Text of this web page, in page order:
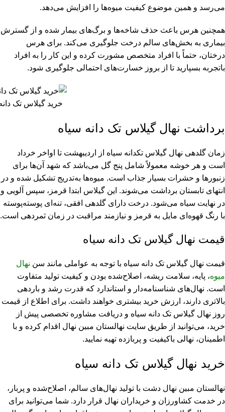
می‌رسد و همین موضوع کیفیت میوه‌ها را افزایش می‌دهد.
همچنین هرس باعث حذف شاخه‌ها و برگ‌های بیمار شده و از گسترش
بیماری به بخش‌های سالم درخت جلوگیری می‌کند. برای هرس
درختان، حتماً با افراد متخصص مشورت کرده و این کار را به افراد
باتجربه بسپارید تا از بروز خسارت‌های احتمالی جلوگیری شود.
خرید گیلاس تک
برداشت نهال گیلاس تک دانه سیاه
زمان گلدهی نهال گیلاس تکدانه سیاه از اردیبهشت تا اواخر خرداد
است و هر خوشه معمولاً شامل پنج گل می‌باشد که شهد آن‌ها برای
زنبورها و حشرات بسیار جذاب است. میوه‌ها به‌تدریج تشکیل شده و در
انتهای تابستان برداشت می‌شوند. این گیلاس ابتدا قرمز، سپس آلویی و
در نهایت سیاه می‌شود. درخت دارای گلدهی افقی، تنه‌ای پوسته‌پوسته
با رنگ قهوه‌ای مایل به قرمز و نیازمند مراقبت در زمان ثمردهی است.
قیمت نهال گیلاس تک دانه سیاه
قیمت نهال گیلاس تک دانه سیاه با توجه به عواملی مانند سن نهال
میوه، پایه، سلامت ریشه، اصلاح‌شده بودن و کیفیت تولید متفاوت
است. نهال‌های شناسنامه‌دار و استاندارد که قدرت رشد و باردهی
بالاتری دارند، ارزش خرید بیشتری خواهند داشت. برای اطلاع از قیمت
روز نهال گیلاس تک دانه سیاه و دریافت مشاوره تخصصی پیش از
خرید، می‌توانید از طریق سایت نهالستان مبین نهال اقدام کرده و با
اطمینان، نهالی باکیفیت و پربازده تهیه نمایید.
خرید نهال گیلاس تک دانه سیاه
نهالستان مبین نهال دشت با تولید نهال‌های سالم، اصلاح‌شده و پربار،
در خدمت کشاورزان و خریداران نهال قرار دارد. شما می‌توانید برای